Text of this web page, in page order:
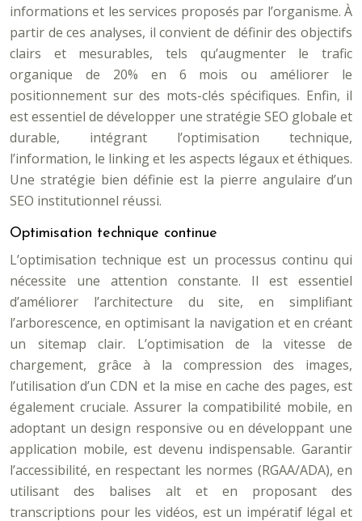
informations et les services proposés par l’organisme. À
partir de ces analyses, il convient de définir des objectifs
clairs et mesurables, tels qu’augmenter le trafic
organique de 20% en 6 mois ou améliorer le
positionnement sur des mots-clés spécifiques. Enfin, il
est essentiel de développer une stratégie SEO globale et
durable, intégrant l’optimisation technique,
l’information, le linking et les aspects légaux et éthiques.
Une stratégie bien définie est la pierre angulaire d’un
SEO institutionnel réussi.
Optimisation technique continue
L’optimisation technique est un processus continu qui
nécessite une attention constante. Il est essentiel
d’améliorer l’architecture du site, en simplifiant
l’arborescence, en optimisant la navigation et en créant
un sitemap clair. L’optimisation de la vitesse de
chargement, grâce à la compression des images,
l’utilisation d’un CDN et la mise en cache des pages, est
également cruciale. Assurer la compatibilité mobile, en
adoptant un design responsive ou en développant une
application mobile, est devenu indispensable. Garantir
l’accessibilité, en respectant les normes (RGAA/ADA), en
utilisant des balises alt et en proposant des
transcriptions pour les vidéos, est un impératif légal et